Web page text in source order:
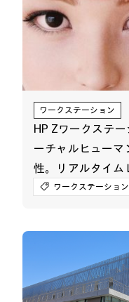
イ
コラ
ワークステーション
HP Zワークステ
ーチャルヒューマ
性。リアルタイム
高速処理でより高
ワークステーション